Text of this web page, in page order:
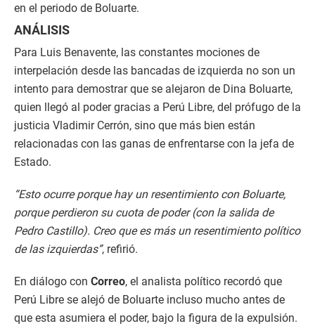
en el periodo de Boluarte.
ANÁLISIS
Para Luis Benavente, las constantes mociones de
interpelación desde las bancadas de izquierda no son un
intento para demostrar que se alejaron de Dina Boluarte,
quien llegó al poder gracias a Perú Libre, del prófugo de la
justicia Vladimir Cerrón, sino que más bien están
relacionadas con las ganas de enfrentarse con la jefa de
Estado.
“Esto ocurre porque hay un resentimiento con Boluarte,
porque perdieron su cuota de poder (con la salida de
Pedro Castillo). Creo que es más un resentimiento político
de las izquierdas”, refirió.
En diálogo con Correo, el analista político recordó que
Perú Libre se alejó de Boluarte incluso mucho antes de
que esta asumiera el poder, bajo la figura de la expulsión.